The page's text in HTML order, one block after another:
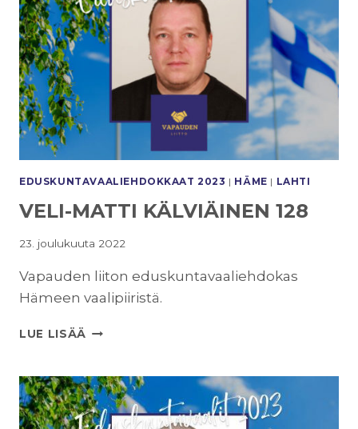
EDUSKUNTAVAALI­EHDOKKAAT 2023 | HÄME | LAHTI
VELI-MATTI KÄLVIÄINEN 128
23. joulukuuta 2022
Vapauden liiton eduskuntavaaliehdokas
Hämeen vaalipiiristä.
LUE LISÄÄ VELI-
128